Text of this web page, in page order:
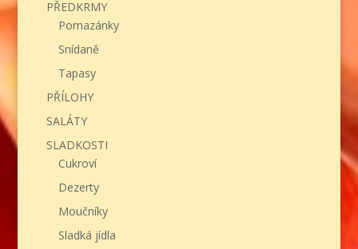
PŘEDKRMY
Pomazánky
Snídaně
Tapasy
PŘÍLOHY
SALÁTY
SLADKOSTI
Cukroví
Dezerty
Moučníky
Sladká jídla